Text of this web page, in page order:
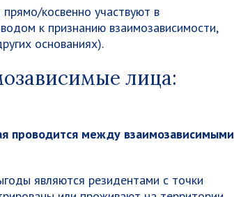
косвенно участвуют в
к признанию взаимозависимости,
основаниях).
лица:
проводится между взаимозависимыми
являются резидентами с точки